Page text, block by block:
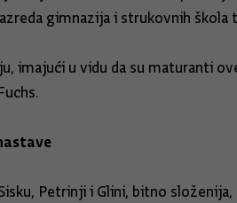
gimnazija i strukovnih
imajući u vidu da su maturanti
Petrinji i Glini, bitno